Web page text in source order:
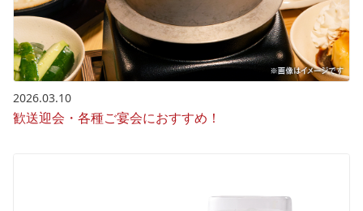
2026.03.10
歓送迎会・各種ご宴会におすすめ！